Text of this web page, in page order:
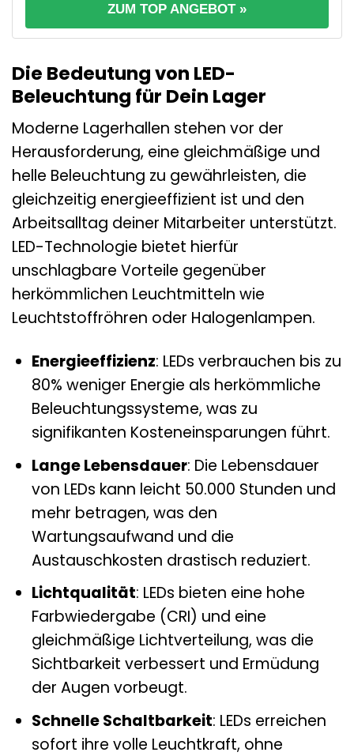
ZUM TOP ANGEBOT »
Die Bedeutung von LED-
Beleuchtung für Dein Lager
Moderne Lagerhallen stehen vor der
Herausforderung, eine gleichmäßige und
helle Beleuchtung zu gewährleisten, die
gleichzeitig energieeffizient ist und den
Arbeitsalltag deiner Mitarbeiter unterstützt.
LED-Technologie bietet hierfür
unschlagbare Vorteile gegenüber
herkömmlichen Leuchtmitteln wie
Leuchtstoffröhren oder Halogenlampen.
Energieeffizienz: LEDs verbrauchen bis zu
80% weniger Energie als herkömmliche
Beleuchtungssysteme, was zu
signifikanten Kosteneinsparungen führt.
Lange Lebensdauer: Die Lebensdauer
von LEDs kann leicht 50.000 Stunden und
mehr betragen, was den
Wartungsaufwand und die
Austauschkosten drastisch reduziert.
Lichtqualität: LEDs bieten eine hohe
Farbwiedergabe (CRI) und eine
gleichmäßige Lichtverteilung, was die
Sichtbarkeit verbessert und Ermüdung
der Augen vorbeugt.
Schnelle Schaltbarkeit: LEDs erreichen
sofort ihre volle Leuchtkraft, ohne